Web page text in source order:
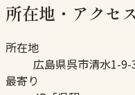
所在地・アクセス
所在地
広島県呉市清水1-9-
最寄り